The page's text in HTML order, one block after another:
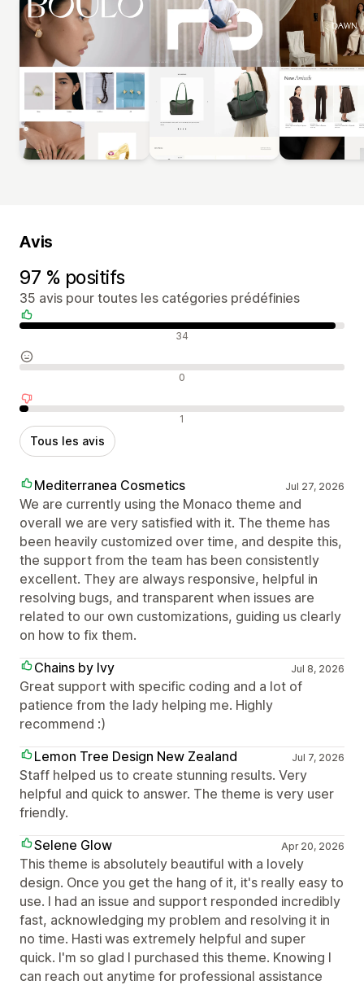
Avis
97 % positifs
35 avis pour toutes les catégories prédéfinies
Avis positifs 34
Avis neutres 0
Avis négatifs 1
Tous les avis
Mediterranea Cosmetics Jul 27, 2026
We are currently using the Monaco theme and
overall we are very satisfied with it. The theme has
been heavily customized over time, and despite this,
the support from the team has been consistently
excellent. They are always responsive, helpful in
resolving bugs, and transparent when issues are
related to our own customizations, guiding us clearly
on how to fix them.
Chains by Ivy
Jul 8, 2026
Great support with specific coding and a lot of
patience from the lady helping me. Highly
recommend :)
Lemon Tree Design New Zealand
Jul 7, 2026
Staff helped us to create stunning results. Very
helpful and quick to answer. The theme is very user
friendly.
Selene Glow
Apr 20, 2026
This theme is absolutely beautiful with a lovely
design. Once you get the hang of it, it's really easy to
use. I had an issue and support responded incredibly
fast, acknowledging my problem and resolving it in
no time. Hasti was extremely helpful and super
quick. I'm so glad I purchased this theme. Knowing I
can reach out anytime for professional assistance